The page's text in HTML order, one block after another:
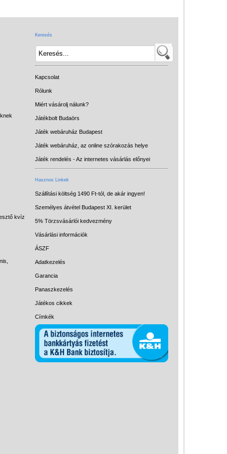
kvíz
Keresés
Kapcsolat
Rólunk
Miért vásárolj nálunk?
Játékbolt Budaörs
Játék webáruház Budapest
Játék webáruház, az online szórakozás helye
Játék rendelés - Az internetes vásárlás előnyei
Hasznos Linkek
Szállítási költség 1490 Ft-tól, de akár ingyen!
Személyes átvétel Budapest XI. kerület
5% Törzsvásárlói kedvezmény
Vásárlási információk
ÁSZF
Adatkezelés
Garancia
Panaszkezelés
Játékos cikkek
Címkék
Intelligens gyurma
Licenszes TOP
gyerekajándékok
LOGICO
LÜK
Papírszínház
Pixelhobby